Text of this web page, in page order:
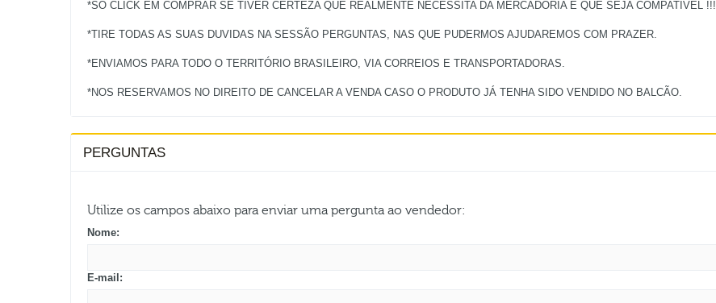
*SÓ CLICK EM COMPRAR SE TIVER CERTEZA QUE REALMENTE NECESSITA DA MERCADORIA E QUE SEJA COMPATIVEL !!!
*TIRE TODAS AS SUAS DUVIDAS NA SESSÃO PERGUNTAS, NAS QUE PUDERMOS AJUDAREMOS COM PRAZER.
*ENVIAMOS PARA TODO O TERRITÓRIO BRASILEIRO, VIA CORREIOS E TRANSPORTADORAS.
PERGUNTAS
Utilize os campos abaixo para enviar uma pergunta ao vendedor:
Nome:
E-mail: